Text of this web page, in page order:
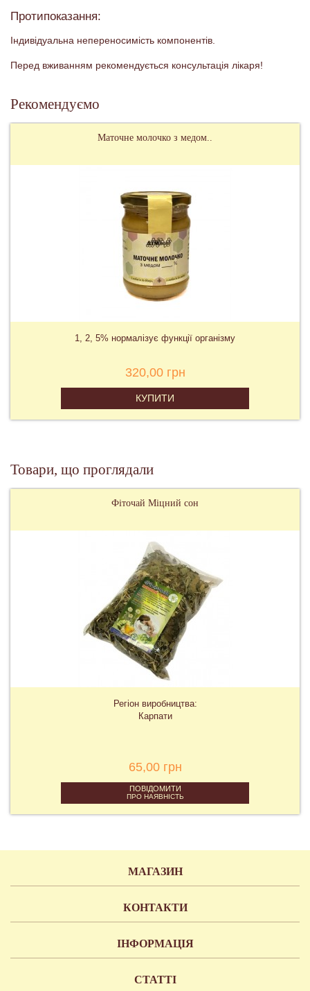
Протипоказання:
Індивідуальна непереносимість компонентів.
Перед вживанням рекомендується консультація лікаря!
Рекомендуємо
Маточне молочко з медом..
1, 2, 5% нормалізує функції організму
320,00 грн
КУПИТИ
Товари, що проглядали
Фіточай Міцний сон
Регіон виробництва:
Карпати
65,00 грн
ПОВІДОМИТИ
ПРО НАЯВНІСТЬ
МАГАЗИН
КОНТАКТИ
ІНФОРМАЦІЯ
СТАТТІ